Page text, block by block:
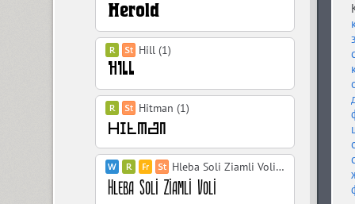
Hill (1)
Hitman (1)
Hleba Soli Ziamli Voli (10)